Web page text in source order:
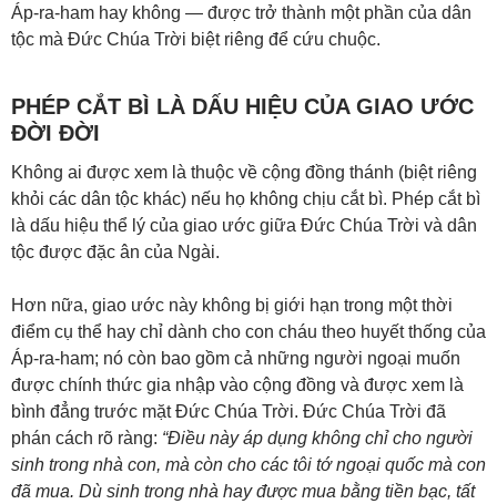
Áp-ra-ham hay không — được trở thành một phần của dân
tộc mà Đức Chúa Trời biệt riêng để cứu chuộc.
PHÉP CẮT BÌ LÀ DẤU HIỆU CỦA GIAO ƯỚC
ĐỜI ĐỜI
Không ai được xem là thuộc về cộng đồng thánh (biệt riêng
khỏi các dân tộc khác) nếu họ không chịu cắt bì. Phép cắt bì
là dấu hiệu thể lý của giao ước giữa Đức Chúa Trời và dân
tộc được đặc ân của Ngài.
Hơn nữa, giao ước này không bị giới hạn trong một thời
điểm cụ thể hay chỉ dành cho con cháu theo huyết thống của
Áp-ra-ham; nó còn bao gồm cả những người ngoại muốn
được chính thức gia nhập vào cộng đồng và được xem là
bình đẳng trước mặt Đức Chúa Trời. Đức Chúa Trời đã
phán cách rõ ràng: “Điều này áp dụng không chỉ cho người
sinh trong nhà con, mà còn cho các tôi tớ ngoại quốc mà con
đã mua. Dù sinh trong nhà hay được mua bằng tiền bạc, tất